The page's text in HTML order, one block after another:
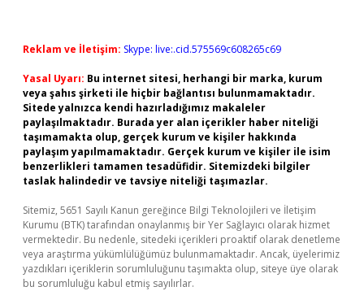
Reklam ve İletişim: Skype: live:.cid.575569c608265c69
Yasal Uyarı: Bu internet sitesi, herhangi bir marka, kurum
veya şahıs şirketi ile hiçbir bağlantısı bulunmamaktadır.
Sitede yalnızca kendi hazırladığımız makaleler
paylaşılmaktadır. Burada yer alan içerikler haber niteliği
taşımamakta olup, gerçek kurum ve kişiler hakkında
paylaşım yapılmamaktadır. Gerçek kurum ve kişiler ile isim
benzerlikleri tamamen tesadüfidir. Sitemizdeki bilgiler
taslak halindedir ve tavsiye niteliği taşımazlar.
Sitemiz, 5651 Sayılı Kanun gereğince Bilgi Teknolojileri ve İletişim
Kurumu (BTK) tarafından onaylanmış bir Yer Sağlayıcı olarak hizmet
vermektedir. Bu nedenle, sitedeki içerikleri proaktif olarak denetleme
veya araştırma yükümlülüğümüz bulunmamaktadır. Ancak, üyelerimiz
yazdıkları içeriklerin sorumluluğunu taşımakta olup, siteye üye olarak
bu sorumluluğu kabul etmiş sayılırlar.